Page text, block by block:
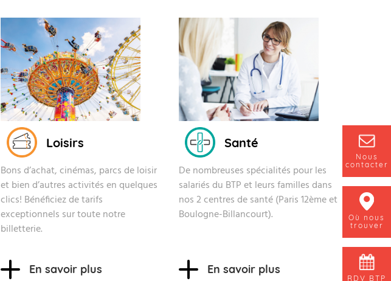
Loisirs
Bons d’achat, cinémas, parcs de loisir
et bien d’autres activités en quelques
clics! Bénéficiez de tarifs
exceptionnels sur toute notre
billetterie.
En savoir plus
Santé
De nombreuses spécialités pour les
salariés du BTP et leurs familles dans
nos 2 centres de santé (Paris 12ème et
Boulogne-Billancourt).
En savoir plus
Nous
contacter
Où nous
trouver
RDV BTP